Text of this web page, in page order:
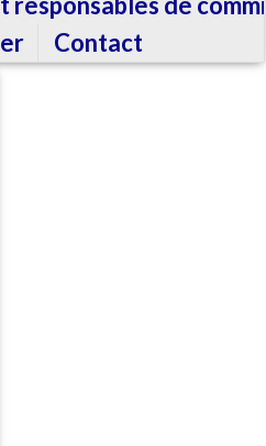
Contact